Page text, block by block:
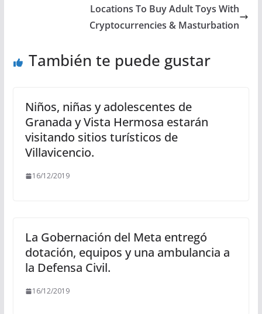
Locations To Buy Adult Toys With
Cryptocurrencies & Masturbation
También te puede gustar
Niños, niñas y adolescentes de
Granada y Vista Hermosa estarán
visitando sitios turísticos de
Villavicencio.
16/12/2019
La Gobernación del Meta entregó
dotación, equipos y una ambulancia a
la Defensa Civil.
16/12/2019